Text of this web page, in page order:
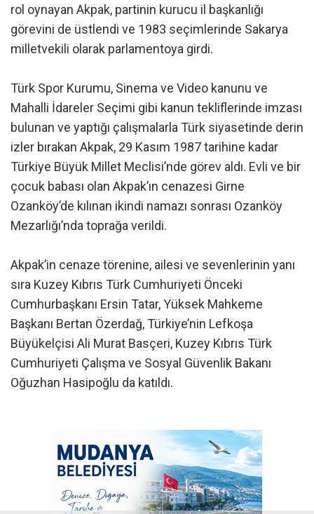
rol oynayan Akpak, partinin kurucu il başkanlığı
görevini de üstlendi ve 1983 seçimlerinde Sakarya
milletvekili olarak parlamentoya girdi.
Türk Spor Kurumu, Sinema ve Video kanunu ve
Mahalli İdareler Seçimi gibi kanun tekliflerinde imzası
bulunan ve yaptığı çalışmalarla Türk siyasetinde derin
izler bırakan Akpak, 29 Kasım 1987 tarihine kadar
Türkiye Büyük Millet Meclisi’nde görev aldı. Evli ve bir
çocuk babası olan Akpak’ın cenazesi Girne
Ozanköy’de kılınan ikindi namazı sonrası Ozanköy
Mezarlığı’nda toprağa verildi.
Akpak’in cenaze törenine, ailesi ve sevenlerinin yanı
sıra Kuzey Kıbrıs Türk Cumhuriyeti Önceki
Cumhurbaşkanı Ersin Tatar, Yüksek Mahkeme
Başkanı Bertan Özerdağ, Türkiye’nin Lefkoşa
Büyükelçisi Ali Murat Basçeri, Kuzey Kıbrıs Türk
Cumhuriyeti Çalışma ve Sosyal Güvenlik Bakanı
Oğuzhan Hasipoğlu da katıldı.